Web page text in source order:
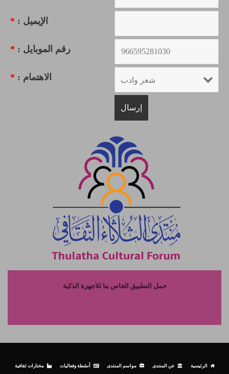
الإيميل : *
رقم الموبايل : *
الاهتمام : *
حمل التطبيق الخاص بنا للاجهزة الذكية
الرئيسية عن المنتدى مواسم المنتدى أنشطة وفعاليات مختارات ثقافية